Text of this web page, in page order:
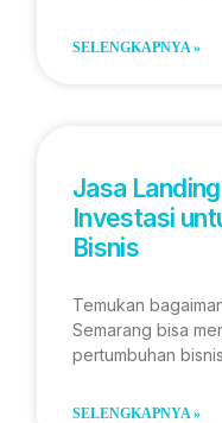
SELENGKAPNYA »
Jasa
Investasi
Bisnis
Temukan
Semarang bisa
pertumbuhan
SELENGKAPNYA »